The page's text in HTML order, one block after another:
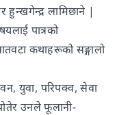
लामिछाने |
पात्रको
कथाहरूको सङ्गालो
युवा, परिपक्व, सेवा
उनले फूलानी-